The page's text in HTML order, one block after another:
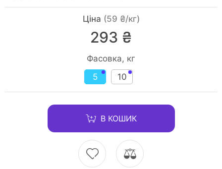
Ціна (59 ₴/кг)
293 ₴
Фасовка, кг
5
10
В КОШИК